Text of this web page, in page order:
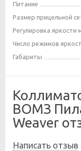
Питание
Размер прицельной
Регулировка яркости
Число режимов
Габариты
ВОМЗ
Weaver
Написать отзыв